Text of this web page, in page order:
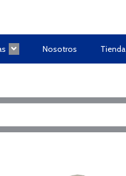
Nosotros Tienda